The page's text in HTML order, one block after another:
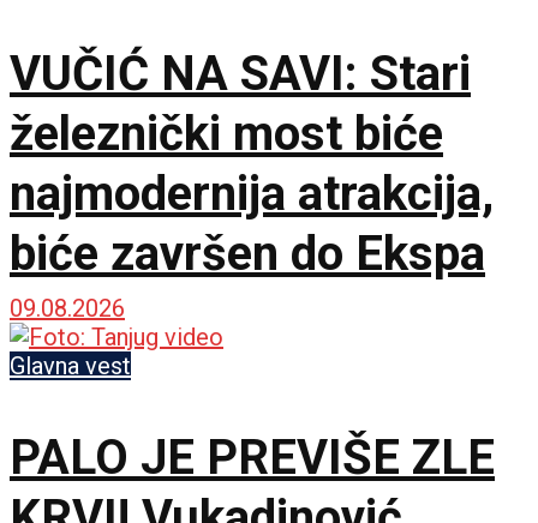
VUČIĆ NA SAVI: Stari
železnički most biće
najmodernija atrakcija,
biće završen do Ekspa
09.08.2026
Glavna vest
PALO JE PREVIŠE ZLE